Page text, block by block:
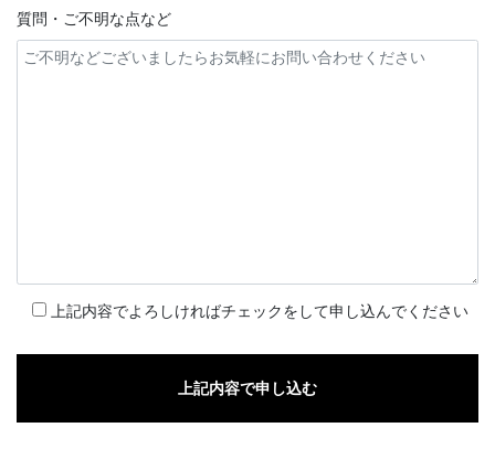
質問・ご不明な点など
上記内容でよろしければチェックをして申し込んでください